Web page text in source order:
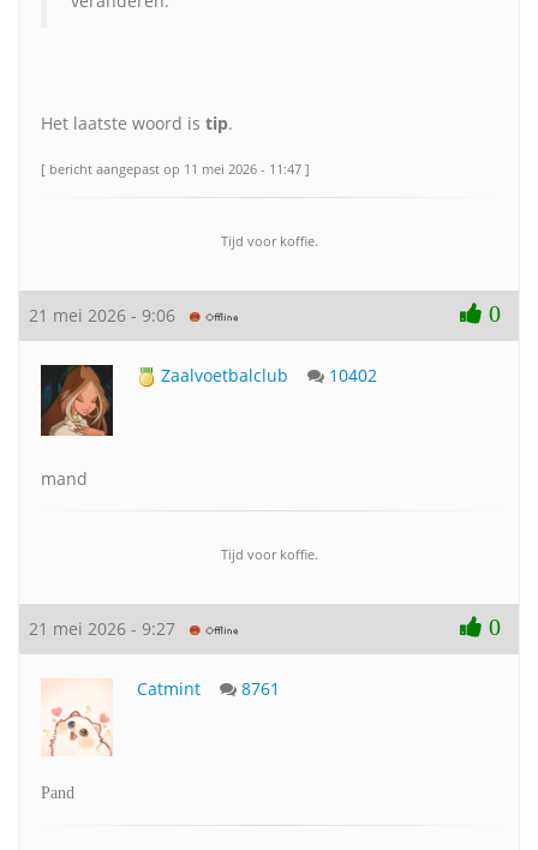
Het laatste woord is tip.
[ bericht aangepast op 11 mei 2026 - 11:47 ]
Tijd voor koffie.
21 mei 2026 - 9:06 0
Zaalvoetbalclub 10402
mand
Tijd voor koffie.
21 mei 2026 - 9:27 0
Catmint 8761
Pand